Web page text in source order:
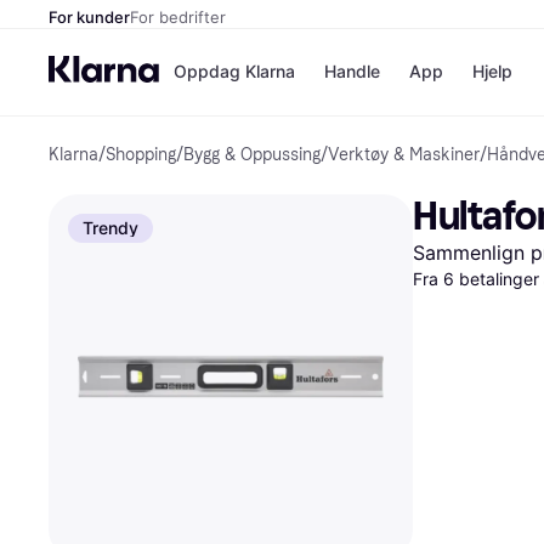
For kunderFor bedrifter
Oppdag Klarna
Betal nå
Betal i 3 deler
Betal innen
Finansiering
Handle
Butikker
App Hjelp
Klarna/Shopping/Bygg & Oppussing/Verktøy & Maskiner/
Trendy
Sammenlign
Fra 6